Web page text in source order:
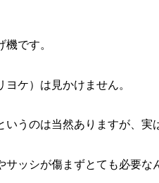
です。
ケ）は見かけません。
いうのは当然ありますが、実
ッシが傷まずとても必要な